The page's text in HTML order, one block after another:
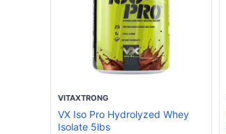
VITAXTRONG
VX Iso Pro Hydrolyzed Whey
Isolate 5lbs